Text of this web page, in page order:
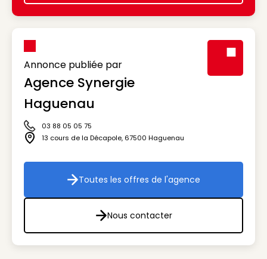
Annonce publiée par
Agence Synergie
Haguenau
Icône téléphone
03 88 05 05 75
Icône adresse
13 cours de la Décapole, 67500 Haguenau
Toutes les offres de l'agence
Toutes les offres de l'agence
Nous contacter
Nous contacter